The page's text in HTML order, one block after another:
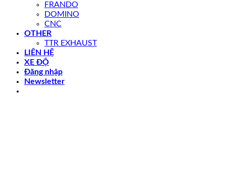
FRANDO
DOMINO
CNC
OTHER
TTR EXHAUST
LIÊN HỆ
XE ĐỘ
Đăng nhập
Newsletter